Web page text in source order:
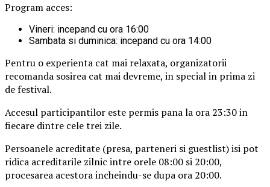
Program acces:
Vineri: incepand cu ora 16:00
Sambata si duminica: incepand cu ora 14:00
Pentru o experienta cat mai relaxata, organizatorii
recomanda sosirea cat mai devreme, in special in prima zi
de festival.
Accesul participantilor este permis pana la ora 23:30 in
fiecare dintre cele trei zile.
Persoanele acreditate (presa, parteneri si guestlist) isi pot
ridica acreditarile zilnic intre orele 08:00 si 20:00,
procesarea acestora incheindu-se dupa ora 20:00.